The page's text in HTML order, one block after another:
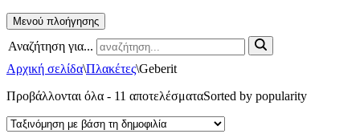
Μενού πλοήγησης
Αναζήτηση για...
Αρχική σελίδα\Πλακέτες\Geberit
Προβάλλονται όλα - 11 αποτελέσματαSorted by popularity